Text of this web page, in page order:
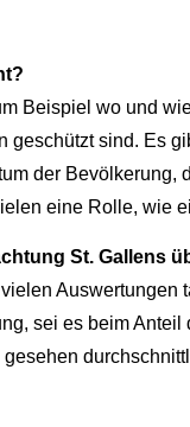
Beispiel wo und
geschützt sind. Es
der
eine Rolle, wie
St. Gallens
sei es beim